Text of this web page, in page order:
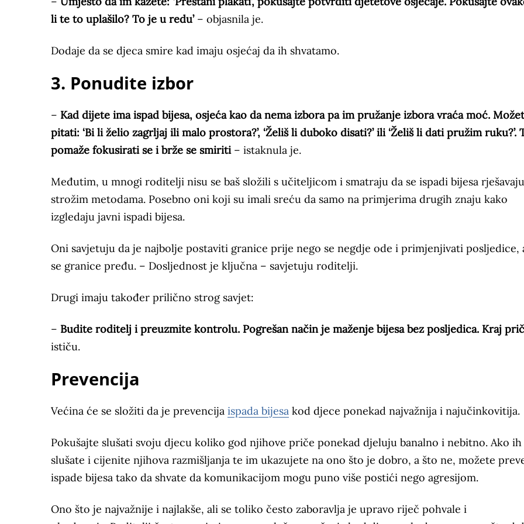
li te to uplašilo? To je u redu’ – objasnila je.
Dodaje da se djeca smire kad imaju osjećaj da ih shvatamo.
3. Ponudite izbor
– Kad dijete ima ispad bijesa, osjeća kao da nema izbora pa im pružanje izbora vraća moć.
pitati: ‘Bi li želio zagrljaj ili malo prostora?’, ‘Želiš li duboko disati?’ ili ‘Želiš li dati pružim ruku?’.
pomaže fokusirati se i brže se smiriti– istaknula je.
Međutim, u mnogi roditelji nisu se baš složili s učiteljicom i smatraju da se ispadi bijesa rješavaju
strožim metodama. Posebno oni koji su imali sreću da samo na primjerima drugih znaju kako
izgledaju javni ispadi bijesa.
Oni savjetuju da je najbolje postaviti granice prije nego se negdje ode i primjenjivati posljedice,
se granice pređu. – Dosljednost je ključna – savjetuju roditelji.
Drugi imaju također prilično strog savjet:
– Budite roditelj i preuzmite kontrolu. Pogrešan način je maženje bijesa bez posljedica. Kraj
ističu.
Prevencija
Većina će se složiti da je prevencija ispada bijesa kod djece ponekad najvažnija i najučinkovitija.
Pokušajte slušati svoju djecu koliko god njihove priče ponekad djeluju banalno i nebitno. Ako ih
slušate i cijenite njihova razmišljanja te im ukazujete na ono što je dobro, a što ne, možete
ispade bijesa tako da shvate da komunikacijom mogu puno više postići nego agresijom.
Ono što je najvažnije i najlakše, ali se toliko često zaboravlja je upravo riječ pohvale i